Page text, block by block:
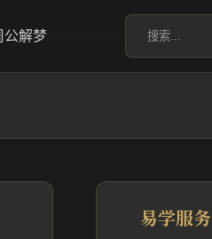
公解梦
易学服务